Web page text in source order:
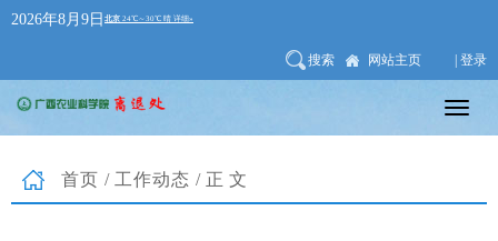
2026年8月9日
搜索 网站主页 | 登录
首页 / 工作动态 /正文